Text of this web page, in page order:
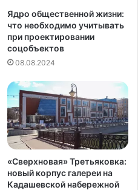
Ядро общественной жизни:
что необходимо учитывать
при проектировании
соцобъектов
08.08.2024
«Сверхновая» Третьяковка:
новый корпус галереи на
Кадашевской набережной